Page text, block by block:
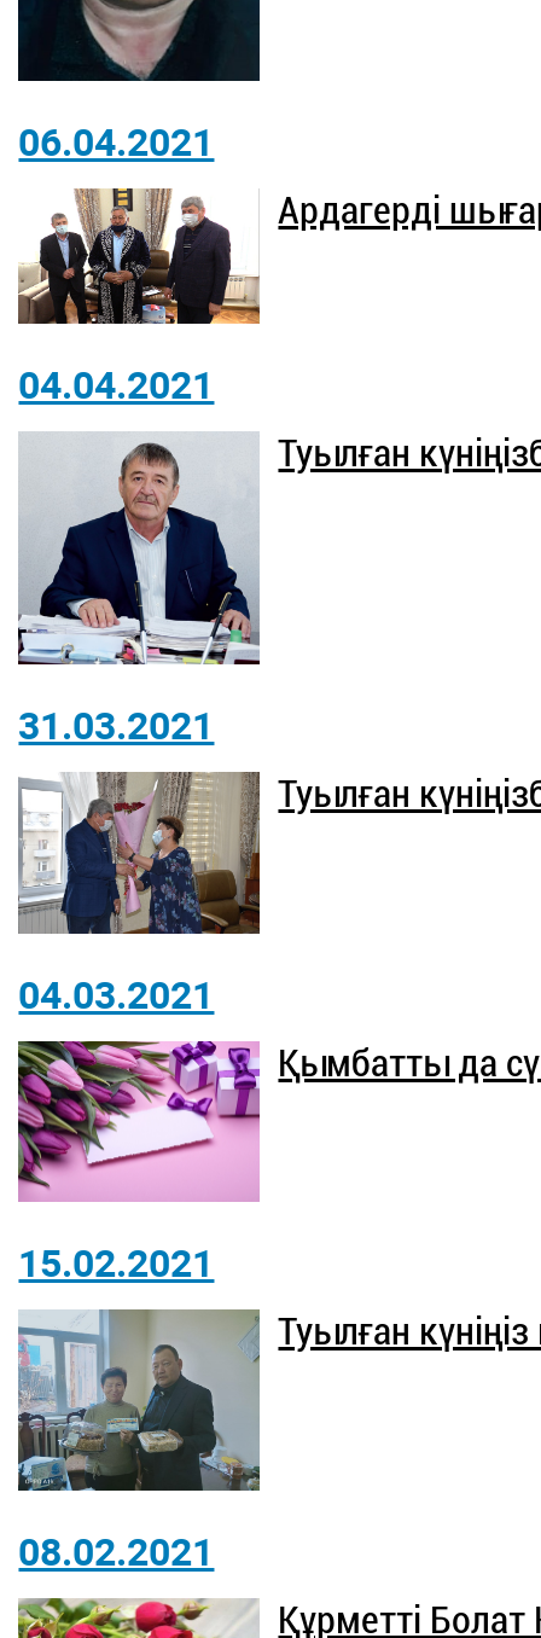
06.04.2021
Ардагерді
04.04.2021
Туылған
31.03.2021
Туылған
04.03.2021
Қымбатты да
15.02.2021
Туылған
08.02.2021
Құрметті